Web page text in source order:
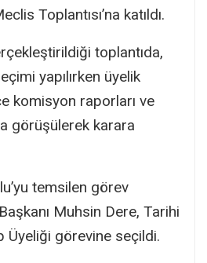
Toplantısı’na katıldı.
toplantıda,
yapılırken üyelik
komisyon raporları ve
görüşülerek karara
temsilen görev
Muhsin Dere, Tarihi
Üyeliği görevine seçildi.